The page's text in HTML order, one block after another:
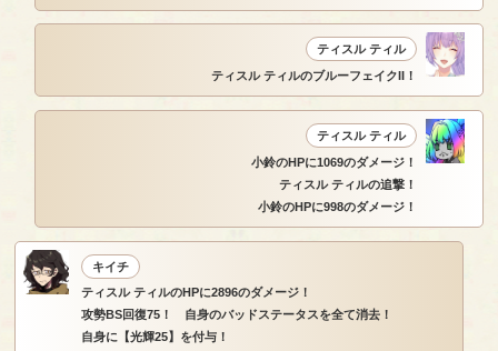
ティスル ティル
ティスル ティルのブルーフェイクII！
ティスル ティル
小鈴のHPに1069のダメージ！
ティスル ティルの追撃！
小鈴のHPに998のダメージ！
キイチ
ティスル ティルのHPに2896のダメージ！
攻勢BS回復75！ 自身のバッドステータスを全て消去！
自身に【光輝25】を付与！